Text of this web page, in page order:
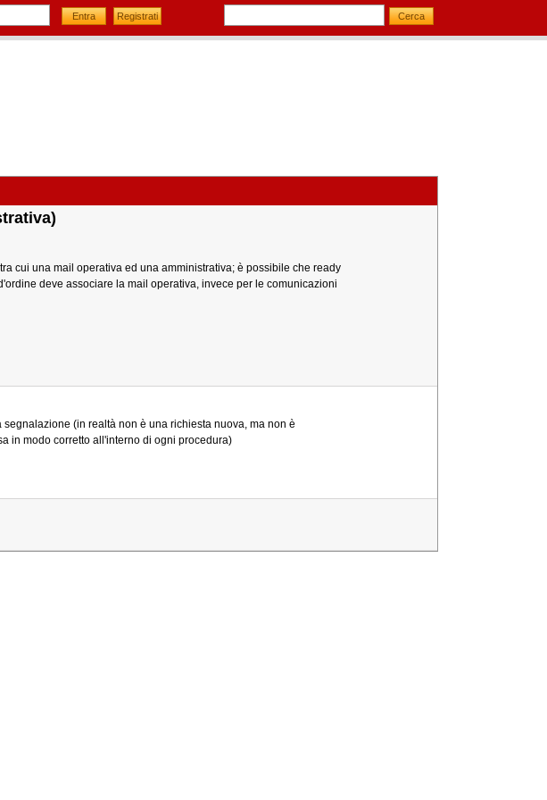
cui una mail operativa ed una amministrativa; è possibile che ready
deve associare la mail operativa, invece per le comunicazioni
(in realtà non è una richiesta nuova, ma non è
in modo corretto all'interno di ogni procedura)